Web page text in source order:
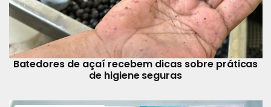
Batedores de açaí recebem dicas sobre práticas
de higiene seguras